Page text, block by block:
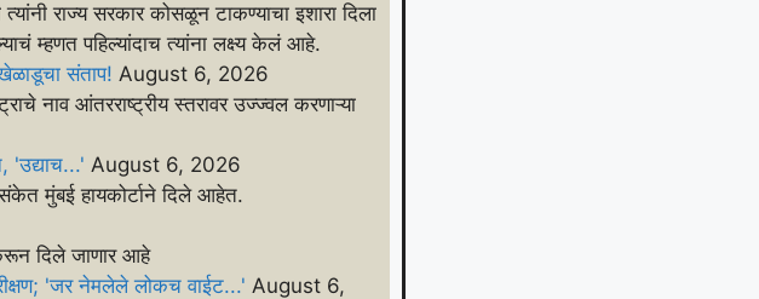
राज्य सरकार कोसळून टाकण्याचा इशारा दिला
म्हणत पहिल्यांदाच त्यांना लक्ष्य केलं आहे.
संताप! August 6, 2026
नाव आंतरराष्ट्रीय स्तरावर उज्ज्वल करणाऱ्या
'उद्याच...' August 6, 2026
संकेत मुंबई हायकोर्टाने दिले आहेत.
करून दिले जाणार आहे
'जर नेमलेले लोकच वाईट...' August 6,